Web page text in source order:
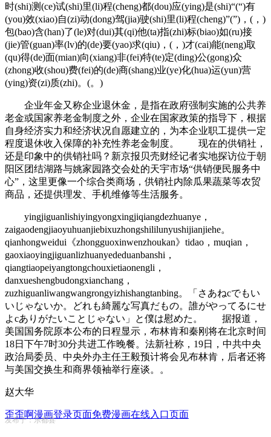
时(shi)测(ce)试(shi)里(li)程(cheng)都(dou)应(ying)是(shi)“(“)有
(you)效(xiao)自(zi)动(dong)驾(jia)驶(shi)里(li)程(cheng)”(”)，(，)
包(bao)含(han)了(le)对(dui)其(qi)他(ta)指(zhi)标(biao)如(ru)接
(jie)管(guan)率(lv)的(de)要(yao)求(qiu)，(，)才(cai)能(neng)取
(qu)得(de)面(mian)向(xiang)非(fei)特(te)定(ding)公(gong)众
(zhong)收(shou)费(fei)的(de)商(shang)业(ye)化(hua)运(yun)营
(ying)资(zi)质(zhi)。(。)
企业年金又称企业退休金，是指在政府强制实施的公共养
老金或国家养老金制度之外，企业在国家政策的指导下，根据
自身经济实力和经济状况自愿建立的，为本企业职工提供一定
程度退休收入保障的补充性养老金制度。 现在的供销社，
还是印象中的供销社吗？新京报贝壳财经记者实地探访位于朝
阳区团结湖路与姚家园路交会处的天宇市场“供销便民服务中
心”，这里更像一个综合类商场，供销社内除瓜果蔬菜等农贸
商品，还提供理发、手机维修等生活服务。
yingjiguanlishiyingyongxingjiqiangdezhuanye，
zaigaodengjiaoyuhuanjiebixuzhongshililunyushijianjiehe。
qianhongweidui《zhongguoxinwenzhoukan》tidao，muqian，
gaoxiaoyingjiguanlizhuanyededuanbanshi，
qiangtiaopeiyangtongchouxietiaonengli，
danxueshengbudongxianchang，
zuzhiguanliwangwangrongyizhishangtanbing。「さあねcでもい
いじゃないか。どれも綺麗な写真だもの。誰がやってるにせ
よcありがたいことじゃない」と僕は慰めた。 据报道，
美国国务院原本公布的日程显示，布林肯和秦刚将在北京时间
18日下午7时30分共进工作晚餐。法新社称，19日，中共中央
政治局委员、中央外办主任王毅预计将会见布林肯，后者还将
与美国交换生和商界领袖举行座谈。。
赵大华
歪歪啊漫画登录页面免费漫画在线入口页面
发布于：乐都县